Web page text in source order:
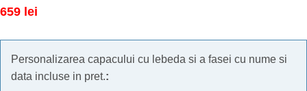
659 lei
Personalizarea capacului cu lebeda si a fasei cu nume si
data incluse in pret.: